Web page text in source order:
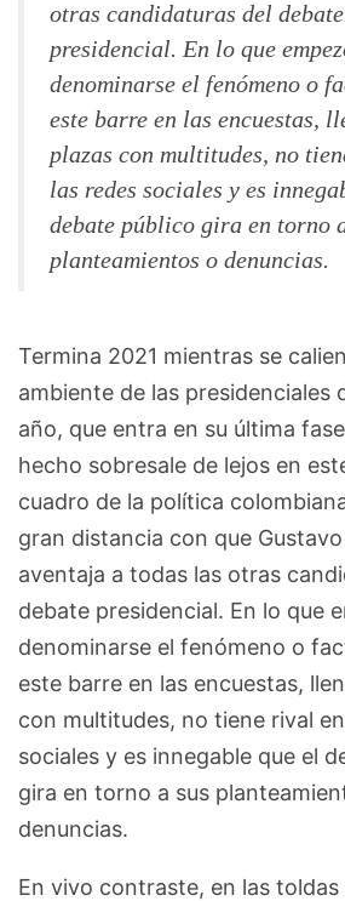
otras candidaturas del debate
presidencial. En lo que
denominarse el fenómeno o
este barre en las encuestas,
plazas con multitudes, no
las redes sociales y es
debate público gira en torno
planteamientos o denuncias.
Termina 2021 mientras se
ambiente de las presidenciales
año, que entra en su última
hecho sobresale de lejos en
cuadro de la política
gran distancia con que
aventaja a todas las otras
debate presidencial. En lo que
denominarse el fenómeno o
este barre en las encuestas,
con multitudes, no tiene rival
sociales y es innegable que el
gira en torno a sus
denuncias.
En vivo contraste, en las toldas